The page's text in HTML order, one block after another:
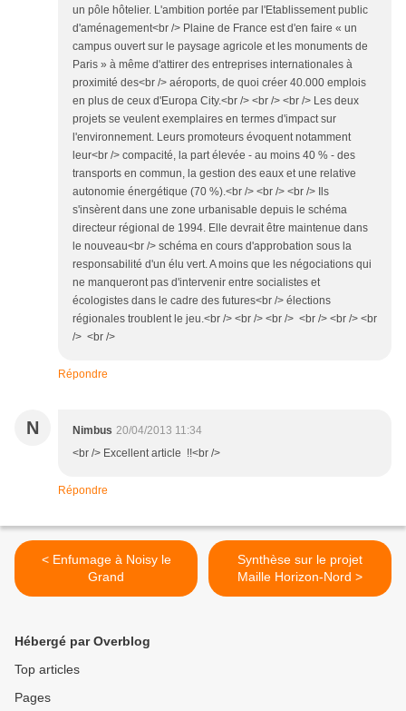
un pôle hôtelier. L'ambition portée par l'Etablissement public
d'aménagement<br /> Plaine de France est d'en faire « un
campus ouvert sur le paysage agricole et les monuments de
Paris » à même d'attirer des entreprises internationales à
proximité des<br /> aéroports, de quoi créer 40.000 emplois
en plus de ceux d'Europa City.<br /> <br /> <br /> Les deux
projets se veulent exemplaires en termes d'impact sur
l'environnement. Leurs promoteurs évoquent notamment
leur<br /> compacité, la part élevée - au moins 40 % - des
transports en commun, la gestion des eaux et une relative
autonomie énergétique (70 %).<br /> <br /> <br /> Ils
s'insèrent dans une zone urbanisable depuis le schéma
directeur régional de 1994. Elle devrait être maintenue dans
le nouveau<br /> schéma en cours d'approbation sous la
responsabilité d'un élu vert. A moins que les négociations qui
ne manqueront pas d'intervenir entre socialistes et
écologistes dans le cadre des futures<br /> élections
régionales troublent le jeu.<br /> <br /> <br /> <br /> <br /> <br
/> <br />
Répondre
N Nimbus 20/04/2013 11:34
<br /> Excellent article !!<br />
Répondre
< Enfumage à Noisy le
Grand
Synthèse sur le projet
Maille Horizon-Nord >
Hébergé par Overblog
Top articles
Pages